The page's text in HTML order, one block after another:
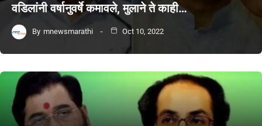
वडिलांनी वर्षानुवर्षे कमावले, मुलाने ते काही…
By mnewsmarathi Oct 10, 2022